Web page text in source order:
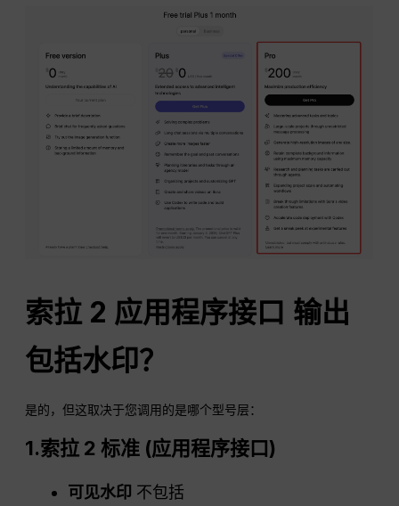
索拉 2 应用程序接口 输出
包括水印？
是的，但这取决于您调用的是哪个型号层：
1.索拉 2 标准 (应用程序接口)
可见水印 不包括